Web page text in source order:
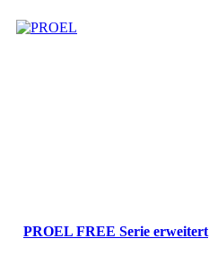
PROEL FREE Serie erweitert